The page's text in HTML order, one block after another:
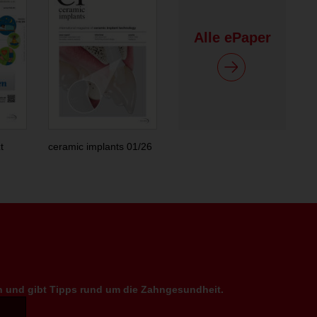
ceramic implants 01/26
Alle ePaper
und gibt Tipps rund um die Zahngesundheit.